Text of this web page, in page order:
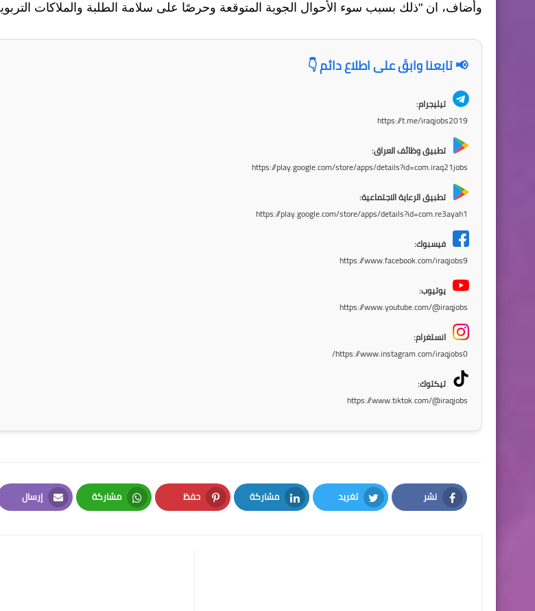
وأضاف، ان "ذلك بسبب سوء الأحوال الجوية المتوقعة وحرصًا على سلامة الطلبة والملاكات
📢 تابعنا وابقَ على اطلاع دائم 👇
تيليجرام:
https://t.me/iraqjobs2019
تطبيق وظائف العراق:
https://play.google.com/store/apps/details?id=com.iraq21jobs
تطبيق الرعاية الاجتماعية:
https://play.google.com/store/apps/details?id=com.re3ayah1
فيسبوك:
https://www.facebook.com/iraqjobs9
يوتيوب:
https://www.youtube.com/@iraqjobs
انستغرام:
https://www.instagram.com/iraqjobs0/
تيكتوك:
https://www.tiktok.com/@iraqjobs
نشر
Facebook
تغريد
Twitter
مشاركة
LinkedIn
حفظ
Pinterest
مشاركة
Whatsapp
إرسال
Email